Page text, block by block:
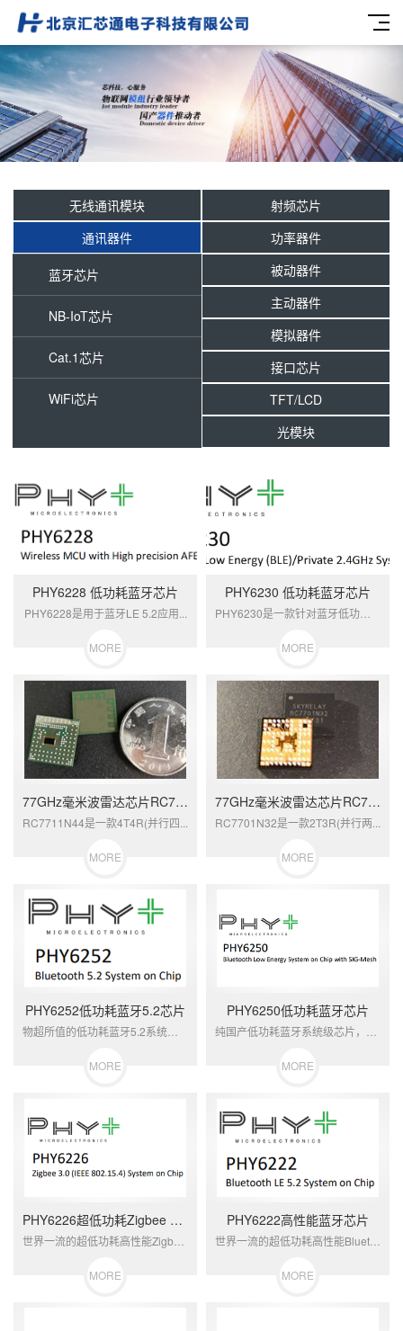
无线通讯模块
射频芯片
通讯器件
蓝牙芯片
NB-IoT芯片
Cat.1芯片
WiFi芯片
功率器件
被动器件
主动器件
模拟器件
接口芯片
TFT/LCD
光模块
PHY6228 低功耗蓝牙芯片
PHY6228是用于蓝牙LE 5.2应用...
MORE
PHY6230 低功耗蓝牙芯片
PHY6230是一款针对蓝牙低功耗和专有...
MORE
77GHz毫米波雷达芯片RC7711N44
RC7711N44是一款4T4R(并行四...
MORE
77GHz毫米波雷达芯片RC7701N32
RC7701N32是一款2T3R(并行两...
MORE
PHY6252低功耗蓝牙5.2芯片
MORE
PHY6250低功耗蓝牙芯片
MORE
PHY6226超低功耗Zigbee 3.0芯片
MORE
PHY6222高性能蓝牙芯片
MORE